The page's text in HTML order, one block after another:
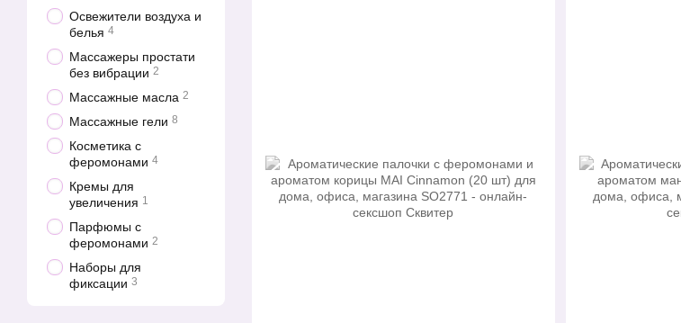
Освежители воздуха и
белья 4
Массажеры простати
без вибрации 2
Массажные масла 2
Массажные гели 8
Косметика с
феромонами 4
Кремы для
увеличения 1
Парфюмы с
феромонами 2
Наборы для
фиксации 3